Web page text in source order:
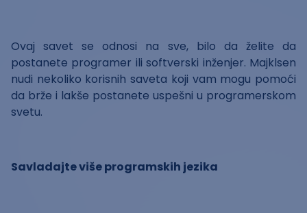
Ovaj savet se odnosi na sve, bilo da želite da
postanete programer ili softverski inženjer. Majklsen
nudi nekoliko korisnih saveta koji vam mogu pomoći
da brže i lakše postanete uspešni u programerskom
svetu.
Savladajte više programskih jezika